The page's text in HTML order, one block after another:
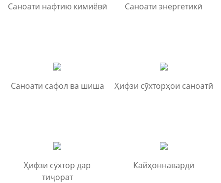
Саноати нафтию кимиёвӣ Саноати энергетикӣ
Саноати сафол ва шиша Ҳифзи сӯхторҳои саноатӣ
Ҳифзи сӯхтор дар
тиҷорат
Кайҳоннавардӣ